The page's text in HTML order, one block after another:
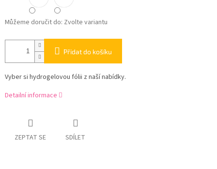
Můžeme doručit do: Zvolte variantu
Přidat do košíku
Vyber si hydrogelovou fólii z naší nabídky.
Detailní informace
ZEPTAT SE SDÍLET